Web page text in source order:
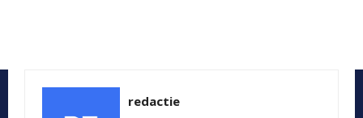
redactie